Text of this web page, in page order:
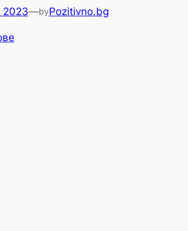
2023—byPozitivno.bg